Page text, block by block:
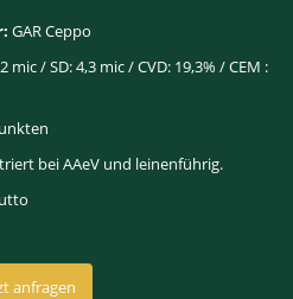
GAR Ceppo
/ SD: 4,3 mic / CVD: 19,3% / CEM :
bei AAeV und leinenführig.
anfragen